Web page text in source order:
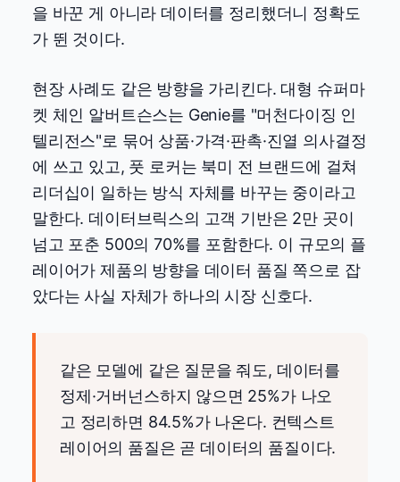
을 바꾼 게 아니라 데이터를 정리했더니 정확도
가 뛴 것이다.
현장 사례도 같은 방향을 가리킨다. 대형 슈퍼마
켓 체인 알버트슨스는 Genie를 "머천다이징 인
텔리전스"로 묶어 상품·가격·판촉·진열 의사결정
에 쓰고 있고, 풋 로커는 북미 전 브랜드에 걸쳐
리더십이 일하는 방식 자체를 바꾸는 중이라고
말한다. 데이터브릭스의 고객 기반은 2만 곳이
넘고 포춘 500의 70%를 포함한다. 이 규모의 플
레이어가 제품의 방향을 데이터 품질 쪽으로 잡
았다는 사실 자체가 하나의 시장 신호다.
같은 모델에 같은 질문을 줘도, 데이터를
정제·거버넌스하지 않으면 25%가 나오
고 정리하면 84.5%가 나온다. 컨텍스트
레이어의 품질은 곧 데이터의 품질이다.